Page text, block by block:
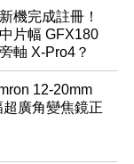
機完成註冊！
片幅 GFX180
軸 X-Pro4？
12-20mm
廣角變焦鏡正